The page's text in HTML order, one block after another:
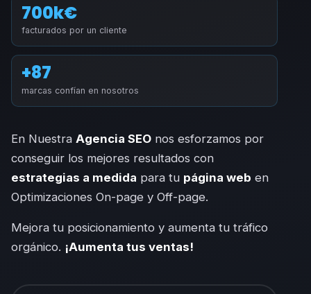
700k€
facturados por un cliente
+87
marcas confían en nosotros
En Nuestra Agencia SEO nos esforzamos por
conseguir los mejores resultados con
estrategias a medida para tu página web en
Optimizaciones On-page y Off-page.
Mejora tu posicionamiento y aumenta tu tráfico
orgánico. ¡Aumenta tus ventas!